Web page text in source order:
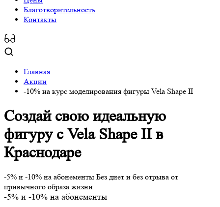
Благотворительность
Контакты
Главная
Акции
-10% на курс моделирования фигуры Vela Shape II
Создай свою идеальную
фигуру с Vela Shape IIв
Краснодаре
-5% и -10% на абонементы Без диет и без отрыва от
привычного образа жизни
-5% и -10% на абонементы